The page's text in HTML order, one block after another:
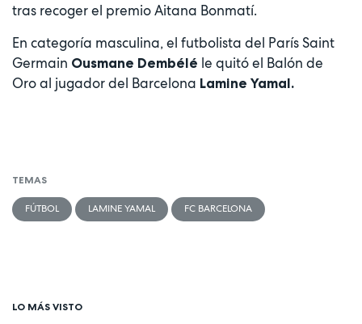
tras recoger el premio Aitana Bonmatí.
En categoría masculina, el futbolista del París Saint
Germain Ousmane Dembélé le quitó el Balón de
Oro al jugador del Barcelona Lamine Yamal.
TEMAS
FÚTBOL LAMINE YAMAL FC BARCELONA
LO MÁS VISTO